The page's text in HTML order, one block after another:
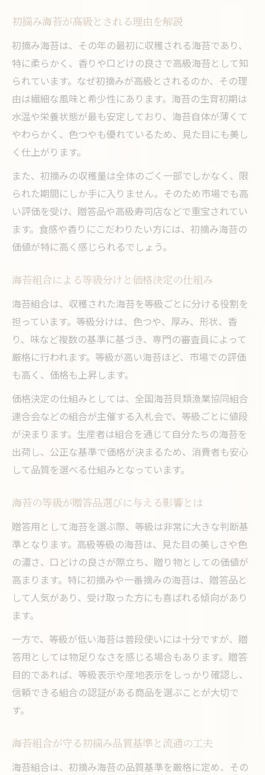
初摘み海苔が高級とされる理由を解説
初摘み海苔は、その年の最初に収穫される海苔であり、
特に柔らかく、香りや口どけの良さで高級海苔として知
られています。なぜ初摘みが高級とされるのか、その理
由は繊細な風味と希少性にあります。海苔の生育初期は
水温や栄養状態が最も安定しており、海苔自体が薄くて
やわらかく、色つやも優れているため、見た目にも美し
く仕上がります。
また、初摘みの収穫量は全体のごく一部でしかなく、限
られた期間にしか手に入りません。そのため市場でも高
い評価を受け、贈答品や高級寿司店などで重宝されてい
ます。食感や香りにこだわりたい方には、初摘み海苔の
価値が特に高く感じられるでしょう。
海苔組合による等級分けと価格決定の仕組み
海苔組合は、収穫された海苔を等級ごとに分ける役割を
担っています。等級分けは、色つや、厚み、形状、香
り、味など複数の基準に基づき、専門の審査員によって
厳格に行われます。等級が高い海苔ほど、市場での評価
も高く、価格も上昇します。
価格決定の仕組みとしては、全国海苔貝類漁業協同組合
連合会などの組合が主催する入札会で、等級ごとに値段
が決まります。生産者は組合を通じて自分たちの海苔を
出荷し、公正な基準で価格が決まるため、消費者も安心
して品質を選べる仕組みとなっています。
海苔の等級が贈答品選びに与える影響とは
贈答用として海苔を選ぶ際、等級は非常に大きな判断基
準となります。高級等級の海苔は、見た目の美しさや色
の濃さ、口どけの良さが際立ち、贈り物としての価値が
高まります。特に初摘みや一番摘みの海苔は、贈答品と
して人気があり、受け取った方にも喜ばれる傾向があり
ます。
一方で、等級が低い海苔は普段使いには十分ですが、贈
答用としては物足りなさを感じる場合もあります。贈答
目的であれば、等級表示や産地表示をしっかり確認し、
信頼できる組合の認証がある商品を選ぶことが大切で
す。
海苔組合が守る初摘み品質基準と流通の工夫
海苔組合は、初摘み海苔の品質基準を厳格に定め、その